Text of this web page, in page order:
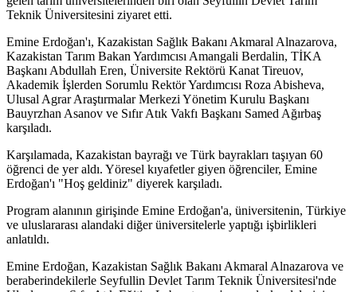
Teknik Üniversitesini ziyaret etti.
Emine Erdoğan'ı, Kazakistan Sağlık Bakanı Akmaral Alnazarova,
Kazakistan Tarım Bakan Yardımcısı Amangali Berdalin, TİKA
Başkanı Abdullah Eren, Üniversite Rektörü Kanat Tireuov,
Akademik İşlerden Sorumlu Rektör Yardımcısı Roza Abisheva,
Ulusal Agrar Araştırmalar Merkezi Yönetim Kurulu Başkanı
Bauyrzhan Asanov ve Sıfır Atık Vakfı Başkanı Samed Ağırbaş
karşıladı.
Karşılamada, Kazakistan bayrağı ve Türk bayrakları taşıyan 60
öğrenci de yer aldı. Yöresel kıyafetler giyen öğrenciler, Emine
Erdoğan'ı "Hoş geldiniz" diyerek karşıladı.
Program alanının girişinde Emine Erdoğan'a, üniversitenin, Türkiye
ve uluslararası alandaki diğer üniversitelerle yaptığı işbirlikleri
anlatıldı.
Emine Erdoğan, Kazakistan Sağlık Bakanı Akmaral Alnazarova ve
beraberindekilerle Seyfullin Devlet Tarım Teknik Üniversitesi'nde